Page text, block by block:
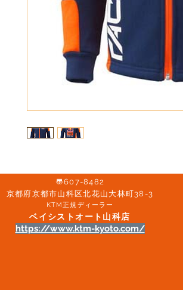
〠607-8482
京都府京都市山科区北花山大林町38-3​
KTM正規ディーラー
ベイシストオート山科店
https://www.ktm-kyoto.com/